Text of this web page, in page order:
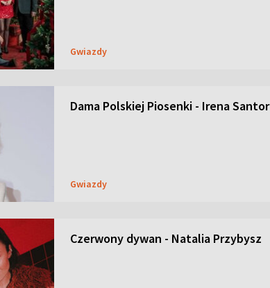
Gwiazdy
Dama Polskiej Piosenki - Irena Santor
Gwiazdy
Czerwony dywan - Natalia Przybysz